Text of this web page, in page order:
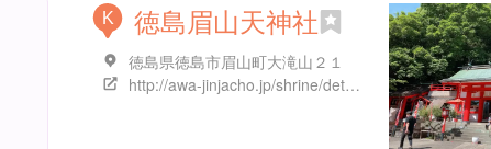
K 徳島眉山天神社
徳島県徳島市眉山町大滝山２１
http://awa-jinjacho.jp/shrine/detail.html?id=28